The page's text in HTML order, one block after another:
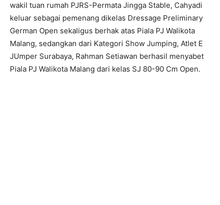
wakil tuan rumah PJRS-Permata Jingga Stable, Cahyadi
keluar sebagai pemenang dikelas Dressage Preliminary
German Open sekaligus berhak atas Piala PJ Walikota
Malang, sedangkan dari Kategori Show Jumping, Atlet E
JUmper Surabaya, Rahman Setiawan berhasil menyabet
Piala PJ Walikota Malang dari kelas SJ 80-90 Cm Open.